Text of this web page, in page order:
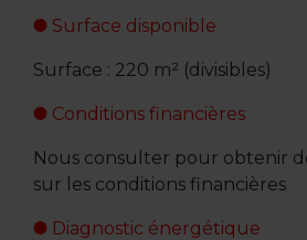
Surface disponible
Surface : 220 m² (divisibles)
Conditions financières
Nous consulter pour obtenir
sur les conditions financières
Diagnostic énergétique